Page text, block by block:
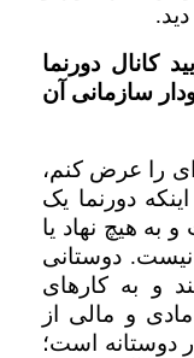
کانال دورنما
سازمانی آن
را عرض کنم،
دورنما یک
هیچ نهاد یا
نیست. دوستانی
و به کارهای
و مالی از
دوستانه است؛